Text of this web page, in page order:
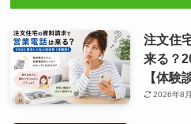
注文住
来る？
【体験
2026年8